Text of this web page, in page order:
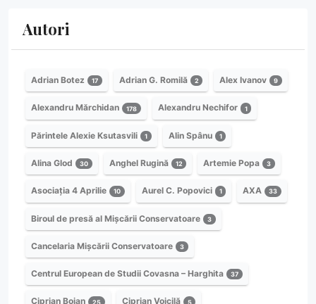
Autori
Adrian Botez 17 Adrian G. Romilă 2 Alex Ivanov 9
Alexandru Mărchidan 178 Alexandru Nechifor 1
Părintele Alexie Ksutasvili 1 Alin Spânu 1
Alina Glod 30 Anghel Rugină 12 Artemie Popa 3
Asociația 4 Aprilie 10 Aurel C. Popovici 1 AXA 33
Biroul de presă al Mișcării Conservatoare 3
Cancelaria Mișcării Conservatoare 3
Centrul European de Studii Covasna – Harghita 37
Ciprian Bojan 25 Ciprian Voicilă 5